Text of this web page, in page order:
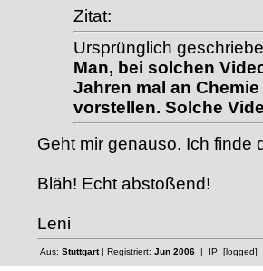
Zitat:
Ursprünglich
Man, bei solchen
Jahren mal an
vorstellen. Solche
Geht mir genauso. Ich finde
Bläh! Echt abstoßend!
Leni
Aus: Stuttgart| Registriert: Jun 2006| IP: [logged]